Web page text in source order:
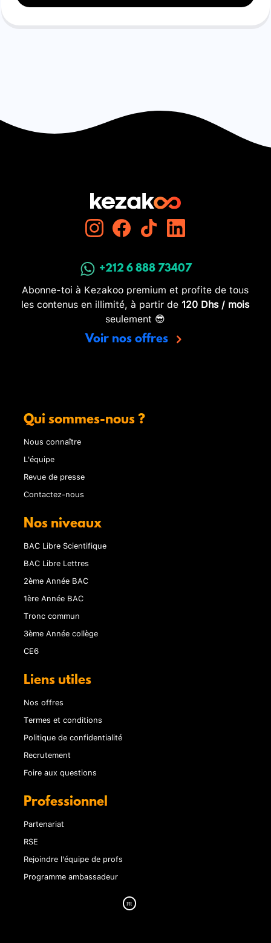
+212 6 888 73407
Abonne-toi à Kezakoo premium et profite de tous
les contenus en illimité, à partir de 120 Dhs / mois
seulement 😎
Voir nos offres
Qui sommes-nous ?
Nous connaître
L'équipe
Revue de presse
Contactez-nous
Nos niveaux
BAC Libre Scientifique
BAC Libre Lettres
2ème Année BAC
1ère Année BAC
Tronc commun
3ème Année collège
CE6
Liens utiles
Nos offres
Termes et conditions
Politique de confidentialité
Recrutement
Foire aux questions
Professionnel
Partenariat
RSE
Rejoindre l'équipe de profs
Programme ambassadeur